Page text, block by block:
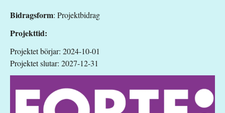
Bidragsform: Projektbidrag
Projekttid:
Projektet börjar: 2024-10-01
Projektet slutar: 2027-12-31